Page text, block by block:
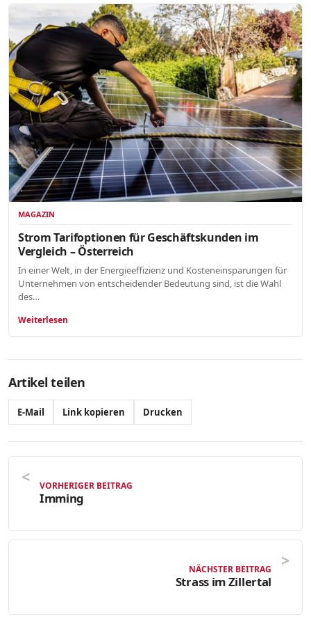
MAGAZIN
Strom Tarifoptionen für Geschäftskunden im
Vergleich – Österreich
In einer Welt, in der Energieeffizienz und Kosteneinsparungen für
Unternehmen von entscheidender Bedeutung sind, ist die Wahl
des…
Weiterlesen
Artikel teilen
E-Mail Link kopieren Drucken
VORHERIGER BEITRAG
Imming
NÄCHSTER BEITRAG
Strass im Zillertal